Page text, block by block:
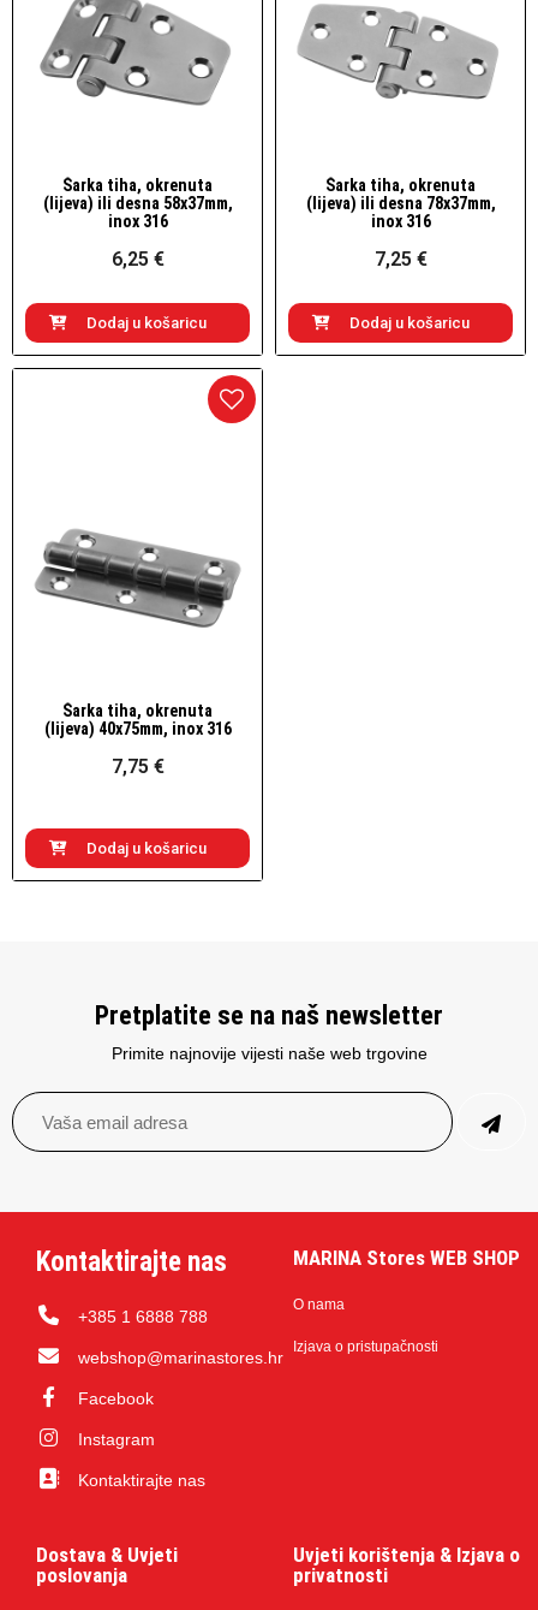
Brzi pogled
Šarka tiha, okrenuta
(lijeva) ili desna 58x37mm,
inox 316
6,25 €
Dodaj u košaricu
Brzi pogled
Šarka tiha, okrenuta
(lijeva) ili desna 78x37mm,
inox 316
7,25 €
Dodaj u košaricu
Brzi pogled
Šarka tiha, okrenuta
(lijeva) 40x75mm, inox 316
7,75 €
Dodaj u košaricu
Pretplatite se na naš newsletter
Primite najnovije vijesti naše web trgovine
Kontaktirajte nas
+385 1 6888 788
webshop@marinastores.hr
Facebook
Instagram
Kontaktirajte nas
MARINA Stores WEB SHOP
O nama
Izjava o pristupačnosti
Dostava & Uvjeti
poslovanja
Uvjeti korištenja & Izjava o
privatnosti